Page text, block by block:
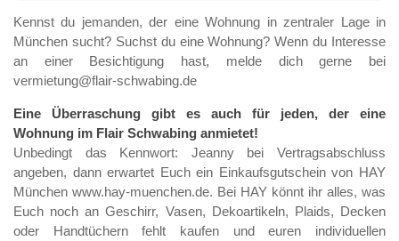
Kennst du jemanden, der eine Wohnung in zentraler Lage in
München sucht? Suchst du eine Wohnung? Wenn du Interesse
an einer Besichtigung hast, melde dich gerne bei
vermietung@flair-schwabing.de
Eine Überraschung gibt es auch für jeden, der eine
Wohnung im Flair Schwabing anmietet!
Unbedingt das Kennwort: Jeanny bei Vertragsabschluss
angeben, dann erwartet Euch ein Einkaufsgutschein von HAY
München www.hay-muenchen.de. Bei HAY könnt ihr alles, was
Euch noch an Geschirr, Vasen, Dekoartikeln, Plaids, Decken
oder Handtüchern fehlt kaufen und euren individuellen